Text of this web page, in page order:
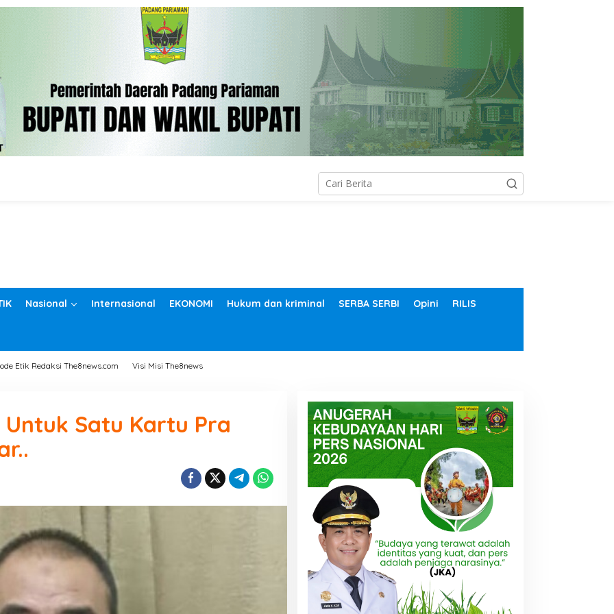
Nasional Internasional EKONOMI Hukum dan kriminal SERBA SERBI Opini RILIS
Etik Redaksi The8news.com Visi Misi The8news
Satu Kartu Pra